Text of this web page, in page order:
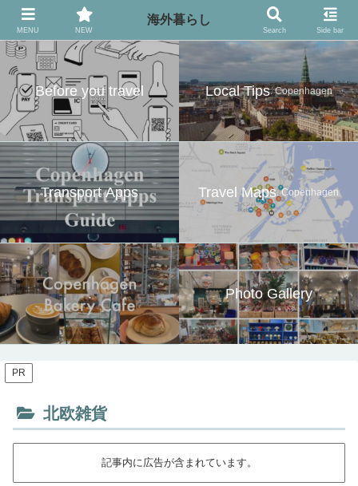
異国の地でのお役立ち情報
Before you travel Local Tips. Copenhagen
Transport Apps Travel Maps. Copenhagen
. Photo Gallery
PR
北欧雑貨
記事内に広告が含まれています。
MENU NEW
海外暮らし
Search Side bar